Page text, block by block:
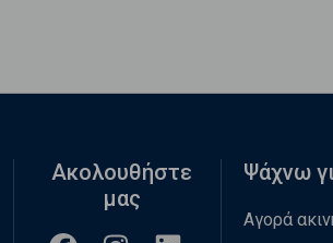
Ακολουθήστε
μας
Ψάχνω
Αγορά